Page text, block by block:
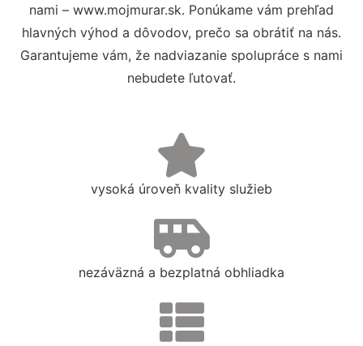
nami – www.mojmurar.sk. Ponúkame vám prehľad
hlavných výhod a dôvodov, prečo sa obrátiť na nás.
Garantujeme vám, že nadviazanie spolupráce s nami
nebudete ľutovať.
vysoká úroveň kvality služieb
nezáväzná a bezplatná obhliadka